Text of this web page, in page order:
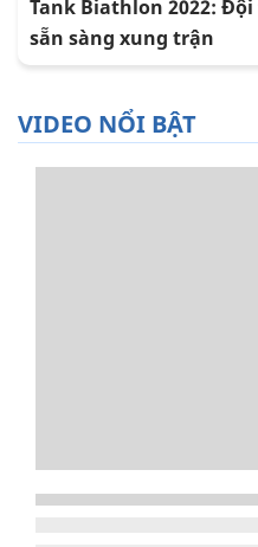
Tank Biathlon 2022:
sẵn sàng xung trận
VIDEO NỔI BẬT